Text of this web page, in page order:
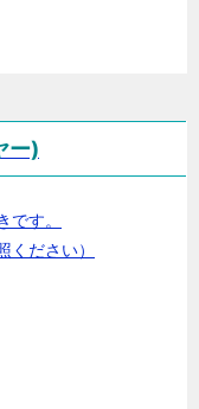
ー)
す。
ださい）